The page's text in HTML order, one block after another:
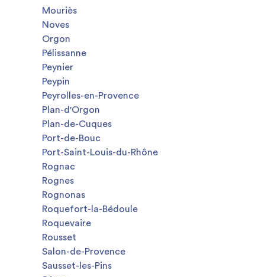
Mouriès
Noves
Orgon
Pélissanne
Peynier
Peypin
Peyrolles-en-Provence
Plan-d'Orgon
Plan-de-Cuques
Port-de-Bouc
Port-Saint-Louis-du-Rhône
Rognac
Rognes
Rognonas
Roquefort-la-Bédoule
Roquevaire
Rousset
Salon-de-Provence
Sausset-les-Pins